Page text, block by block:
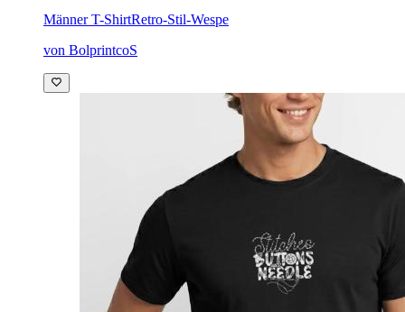
Männer T-ShirtRetro-Stil-Wespe
von BolprintcoS